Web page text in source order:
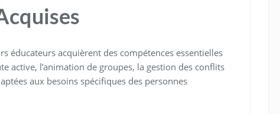
éducateurs acquièrent des compétences essentielles
active, l’animation de groupes, la gestion des conflits
aux besoins spécifiques des personnes